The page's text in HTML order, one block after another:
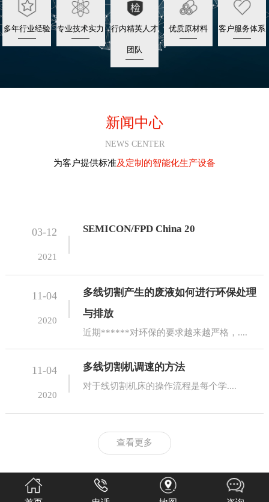
多年行业经验 专业技术实力 行内精英人才
团队
优质原材料 客户服务体系
新闻中心
NEWS CENTER
为客户提供标准及定制的智能化生产设备
03-12
2021
SEMICON/FPD China 20
11-04
2020
多线切割产生的废液如何进行环保处理
与排放
近期******对环保的要求越来越严格，....
11-04
2020
多线切割机调速的方法
对于线切割机床的操作流程是每个学....
查看更多